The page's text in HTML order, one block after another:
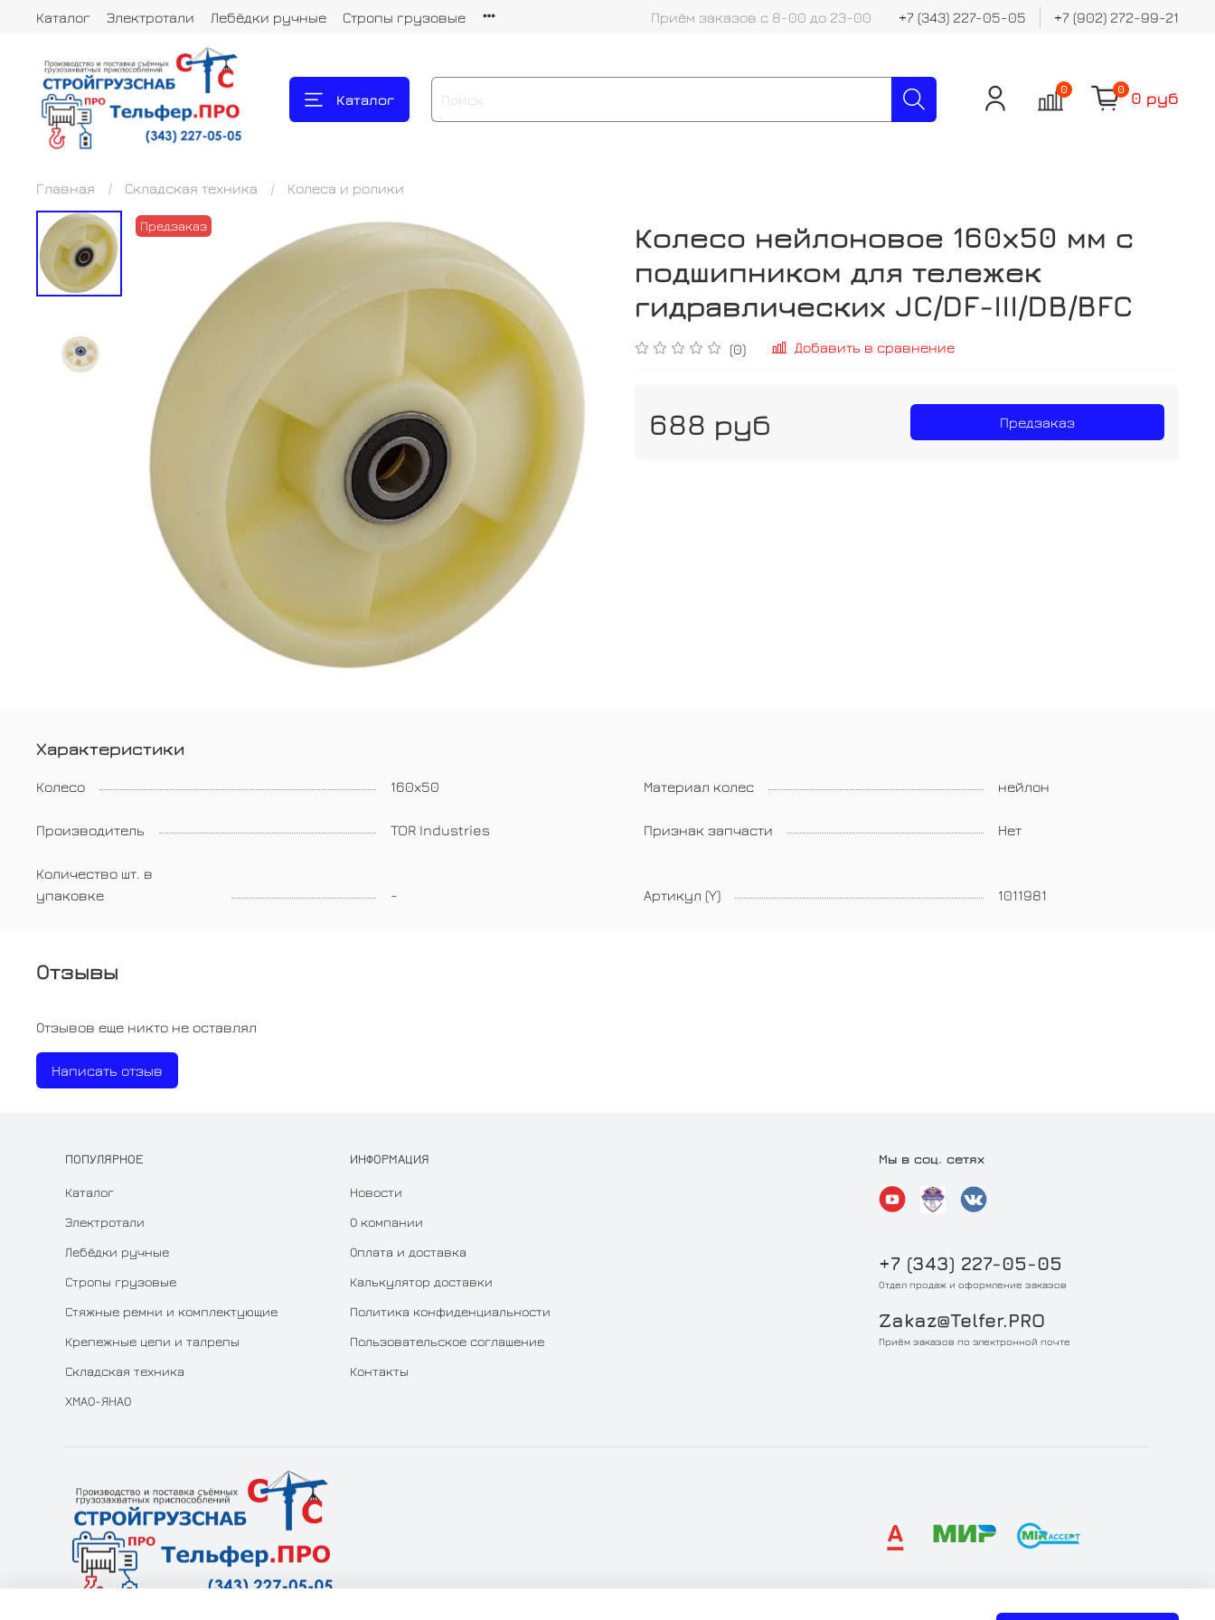
Каталог Электротали Лебёдки ручные Стропы грузовые Приём заказов с 8-00 до 23-00 +7 (343) 227-05-05 +7 (902) 272-99-21
Каталог
0 0 0 руб
Главная Складская техника Колеса и ролики
Предзаказ
Колесо нейлоновое 160х50 мм с
подшипником для тележек
гидравлических JC/DF-III/DB/BFC
(0) Добавить в сравнение
688 руб Предзаказ
Характеристики
Колесо 160х50 Материал колес нейлон
Производитель TOR Industries Признак запчасти Нет
Количество шт. в
упаковке
- Артикул (Y) 1011981
Отзывы
Отзывов еще никто не оставлял
Написать отзыв
ПОПУЛЯРНОЕ
Каталог
Электротали
Лебёдки ручные
Стропы грузовые
Стяжные ремни и комплектующие
Крепежные цепи и талрепы
Складская техника
ХМАО-ЯНАО
ИНФОРМАЦИЯ
Новости
О компании
Оплата и доставка
Калькулятор доставки
Политика конфиденциальности
Пользовательское соглашение
Контакты
Мы в соц. сетях
+7 (343) 227-05-05
Отдел продаж и оформление заказов
Zakaz@Telfer.PRO
Приём заказов по электронной почте